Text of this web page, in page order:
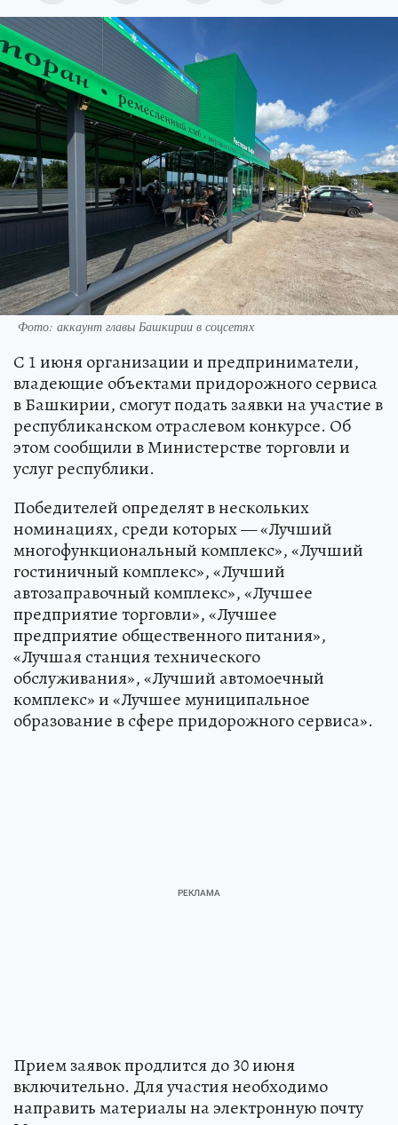
Фото: аккаунт главы Башкирии в соцсетях
С 1 июня организации и предприниматели,
владеющие объектами придорожного сервиса
в Башкирии, смогут подать заявки на участие в
республиканском отраслевом конкурсе. Об
этом сообщили в Министерстве торговли и
услуг республики.
Победителей определят в нескольких
номинациях, среди которых — «Лучший
многофункциональный комплекс», «Лучший
гостиничный комплекс», «Лучший
автозаправочный комплекс», «Лучшее
предприятие торговли», «Лучшее
предприятие общественного питания»,
«Лучшая станция технического
обслуживания», «Лучший автомоечный
комплекс» и «Лучшее муниципальное
образование в сфере придорожного сервиса».
Прием заявок продлится до 30 июня
включительно. Для участия необходимо
направить материалы на электронную почту